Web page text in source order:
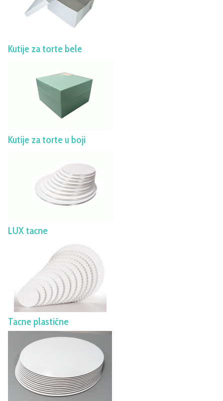
Kutije za torte bele
Kutije za torte u boji
LUX tacne
Tacne plastične